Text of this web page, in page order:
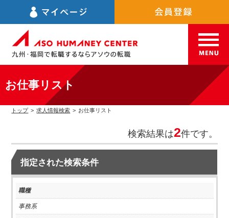
お仕事リスト
トップ > 求人情報検索 > お仕事リスト
検索結果は2件です。
指定された検索条件
職種
事務系